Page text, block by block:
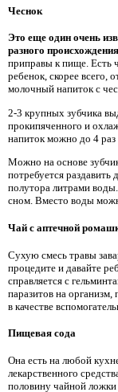
Чеснок
Это еще один очень
разного
приправы к пище. Есть
ребенок, скорее всего,
молочный напиток с
2-3 крупных зубчика
прокипяченного и
напиток можно до 4 раз
Можно на основе
потребуется
полутора литрами
сном. Вместо воды
Чай с аптечной
Сухую смесь травы
процедите и давайте
справляется с
паразитов на
в качестве
Пищевая сода
Она есть на любой
лекарственного
половину чайной